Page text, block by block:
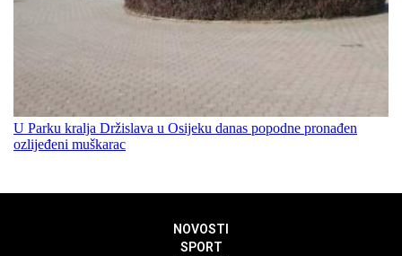
U Parku kralja Držislava u Osijeku danas popodne pronađen
ozlijeđeni muškarac
NOVOSTI
SPORT